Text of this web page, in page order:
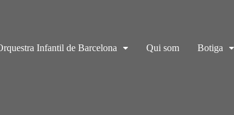
Infantil de Barcelona Qui som Botiga